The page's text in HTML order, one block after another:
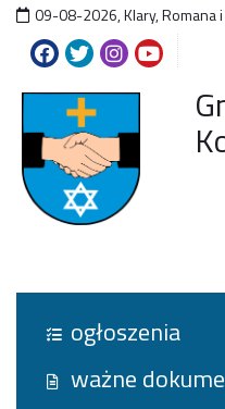
09-08-2026,Klary, Romana
ogłoszenia
ważne